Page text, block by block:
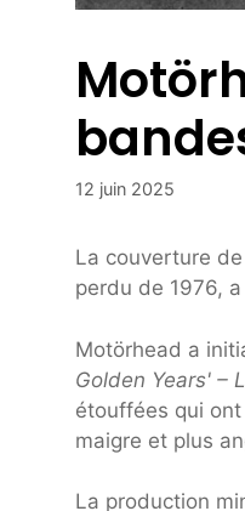
12 juin 2025
La couverture
perdu de 1976,
Motörhead a
Golden Years' –
étouffées qui
maigre et plus
La production